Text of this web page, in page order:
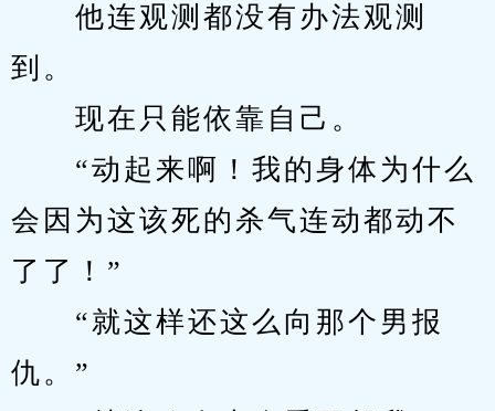
他连观测都没有办法观测
到。
现在只能依靠自己。
“动起来啊！我的身体为什么
会因为这该死的杀气连动都动不
了了！”
“就这样还这么向那个男报
仇。”